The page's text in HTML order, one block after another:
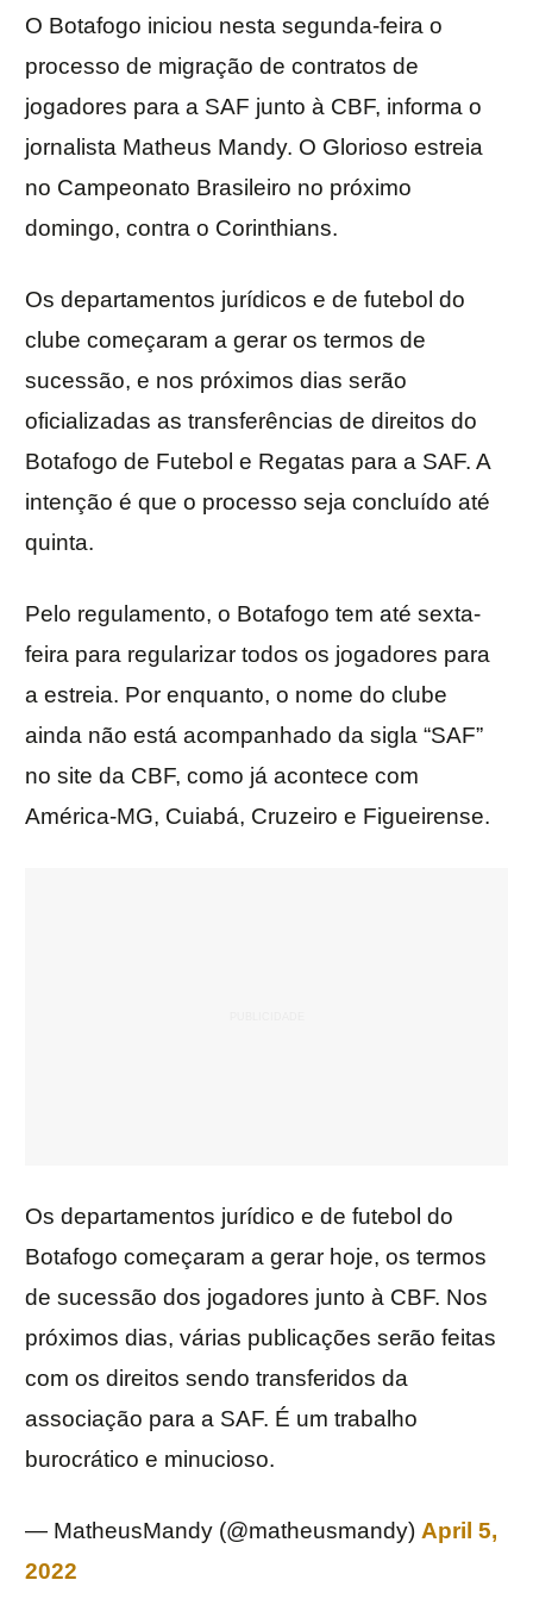
O Botafogo iniciou nesta segunda-feira o
processo de migração de contratos de
jogadores para a SAF junto à CBF, informa o
jornalista Matheus Mandy. O Glorioso estreia
no Campeonato Brasileiro no próximo
domingo, contra o Corinthians.
Os departamentos jurídicos e de futebol do
clube começaram a gerar os termos de
sucessão, e nos próximos dias serão
oficializadas as transferências de direitos do
Botafogo de Futebol e Regatas para a SAF. A
intenção é que o processo seja concluído até
quinta.
Pelo regulamento, o Botafogo tem até sexta-
feira para regularizar todos os jogadores para
a estreia. Por enquanto, o nome do clube
ainda não está acompanhado da sigla “SAF”
no site da CBF, como já acontece com
América-MG, Cuiabá, Cruzeiro e Figueirense.
Os departamentos jurídico e de futebol do
Botafogo começaram a gerar hoje, os termos
de sucessão dos jogadores junto à CBF. Nos
próximos dias, várias publicações serão feitas
com os direitos sendo transferidos da
associação para a SAF. É um trabalho
burocrático e minucioso.
— MatheusMandy (@matheusmandy) April 5,
2022